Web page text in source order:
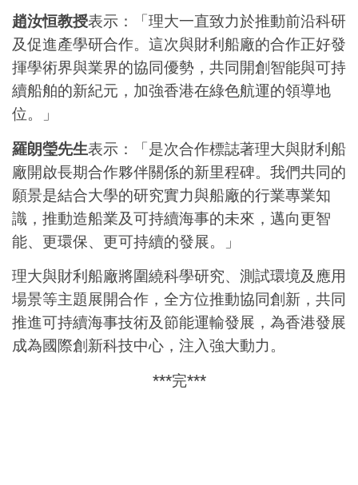
趙汝恒教授表示：「理大一直致力於推動前沿科研
及促進產學研合作。這次與財利船廠的合作正好發
揮學術界與業界的協同優勢，共同開創智能與可持
續船舶的新紀元，加強香港在綠色航運的領導地
位。」
羅朗瑩先生表示：「是次合作標誌著理大與財利船
廠開啟長期合作夥伴關係的新里程碑。我們共同的
願景是結合大學的研究實力與船廠的行業專業知
識，推動造船業及可持續海事的未來，邁向更智
能、更環保、更可持續的發展。」
理大與財利船廠將圍繞科學研究、測試環境及應用
場景等主題展開合作，全方位推動協同創新，共同
推進可持續海事技術及節能運輸發展，為香港發展
成為國際創新科技中心，注入強大動力。
***完***